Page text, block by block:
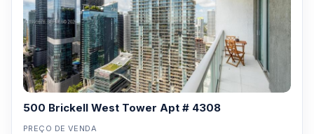
500 Brickell West Tower Apt # 4308
PREÇO DE VENDA